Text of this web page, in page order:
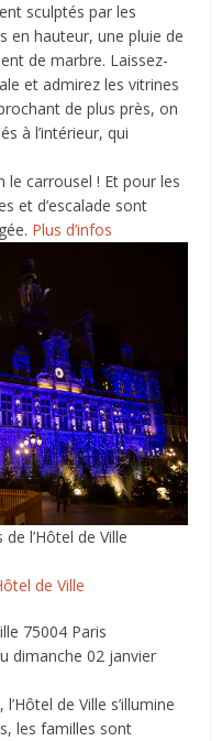
sculptés par les
en hauteur, une pluie de
de marbre. Laissez-
et admirez les vitrines
de plus près, on
à l’intérieur, qui
le carrousel ! Et pour les
et d’escalade sont
Plus d’infos
l’Hôtel de Ville
de Ville
75004 Paris
dimanche 02 janvier
de Ville s’illumine
les familles sont